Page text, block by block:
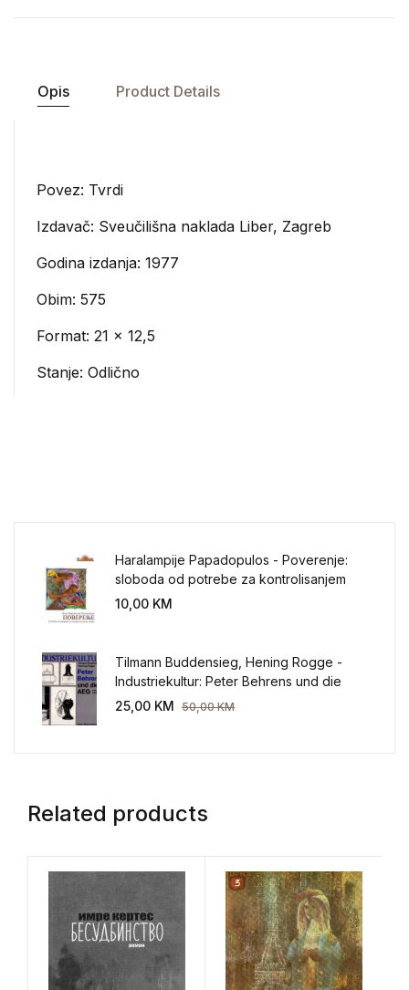
Opis Product Details
Povez: Tvrdi
Izdavač: Sveučilišna naklada Liber, Zagreb
Godina izdanja: 1977
Obim: 575
Format: 21 x 12,5
Stanje: Odlično
Haralampije Papadopulos - Poverenje:
sloboda od potrebe za kontrolisanjem
sveta
10,00 KM
Tilmann Buddensieg, Hening Rogge -
Industriekultur: Peter Behrens und die
AEG 1907-1914.
25,00 KM 50,00KM
Related products